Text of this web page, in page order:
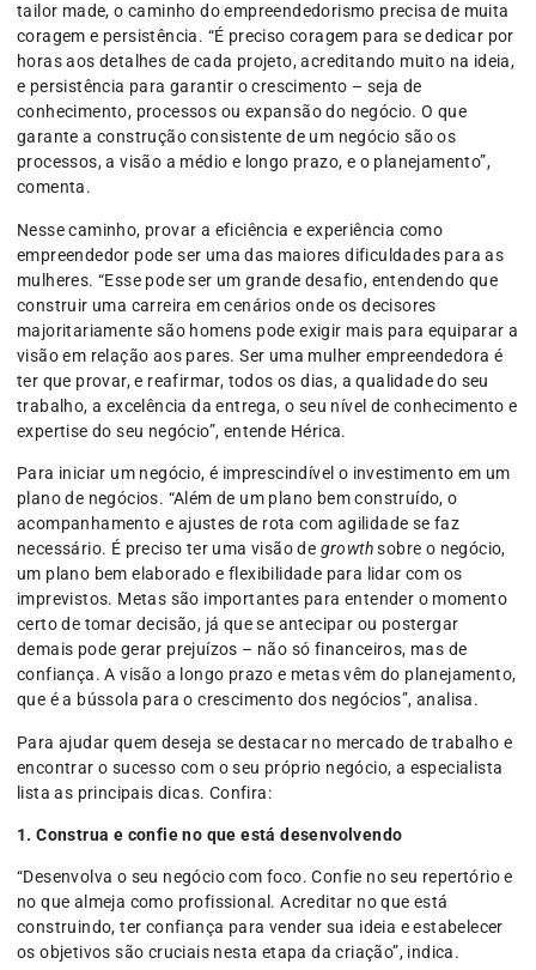
tailor made, o caminho do empreendedorismo precisa de muita
coragem e persistência. “É preciso coragem para se dedicar por
horas aos detalhes de cada projeto, acreditando muito na ideia,
e persistência para garantir o crescimento – seja de
conhecimento, processos ou expansão do negócio. O que
garante a construção consistente de um negócio são os
processos, a visão a médio e longo prazo, e o planejamento”,
comenta.
Nesse caminho, provar a eficiência e experiência como
empreendedor pode ser uma das maiores dificuldades para as
mulheres. “Esse pode ser um grande desafio, entendendo que
construir uma carreira em cenários onde os decisores
majoritariamente são homens pode exigir mais para equiparar a
visão em relação aos pares. Ser uma mulher empreendedora é
ter que provar, e reafirmar, todos os dias, a qualidade do seu
trabalho, a excelência da entrega, o seu nível de conhecimento e
expertise do seu negócio”, entende Hérica.
Para iniciar um negócio, é imprescindível o investimento em um
plano de negócios. “Além de um plano bem construído, o
acompanhamento e ajustes de rota com agilidade se faz
necessário. É preciso ter uma visão de growthsobre o negócio,
um plano bem elaborado e flexibilidade para lidar com os
imprevistos. Metas são importantes para entender o momento
certo de tomar decisão, já que se antecipar ou postergar
demais pode gerar prejuízos – não só financeiros, mas de
confiança. A visão a longo prazo e metas vêm do planejamento,
que é a bússola para o crescimento dos negócios”, analisa.
Para ajudar quem deseja se destacar no mercado de trabalho e
encontrar o sucesso com o seu próprio negócio, a especialista
lista as principais dicas. Confira:
1. Construa e confie no que está desenvolvendo
“Desenvolva o seu negócio com foco. Confie no seu repertório e
no que almeja como profissional. Acreditar no que está
construindo, ter confiança para vender sua ideia e estabelecer
os objetivos são cruciais nesta etapa da criação”, indica.